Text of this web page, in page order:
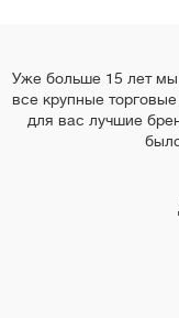
Уже больше 15 лет мы
все крупные
для вас лучшие